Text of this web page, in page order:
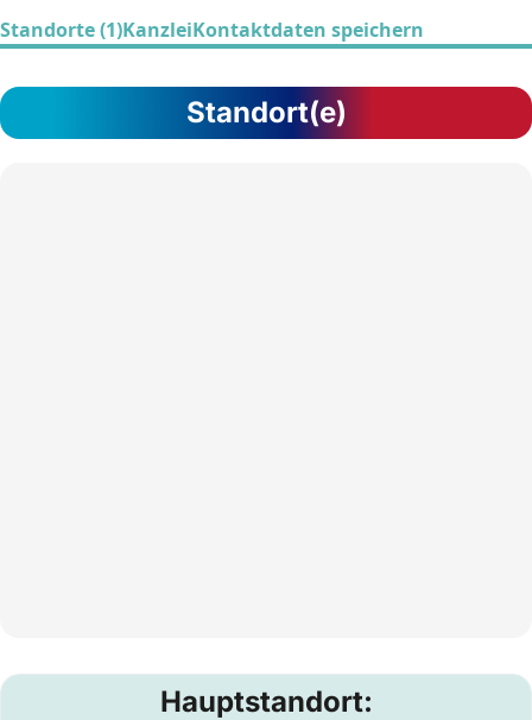
Standorte (1)KanzleiKontaktdaten speichern
Standort(e)
Hauptstandort: